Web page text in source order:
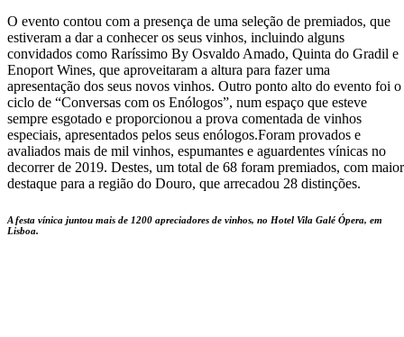
O evento contou com a presença de uma seleção de premiados, que
estiveram a dar a conhecer os seus vinhos, incluindo alguns
convidados como Raríssimo By Osvaldo Amado, Quinta do Gradil e
Enoport Wines, que aproveitaram a altura para fazer uma
apresentação dos seus novos vinhos. Outro ponto alto do evento foi o
ciclo de “Conversas com os Enólogos”, num espaço que esteve
sempre esgotado e proporcionou a prova comentada de vinhos
especiais, apresentados pelos seus enólogos.Foram provados e
avaliados mais de mil vinhos, espumantes e aguardentes vínicas no
decorrer de 2019. Destes, um total de 68 foram premiados, com maior
destaque para a região do Douro, que arrecadou 28 distinções.
A festa vínica juntou mais de 1200 apreciadores de vinhos, no Hotel Vila Galé Ópera, em
Lisboa.